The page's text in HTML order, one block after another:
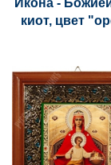
Икона -
киот, цвет